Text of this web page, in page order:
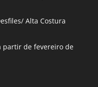
Alta Costura
partir de fevereiro de